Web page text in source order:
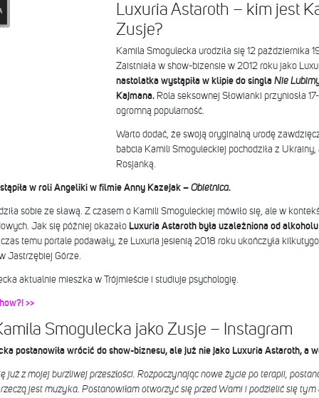
Luxuria Astaroth – kim jest
Zusje?
Kamila Smogulecka urodziła się 12 października
Zaistniała w show-bizensie w 2012 roku jako
nastolatka wystąpiła w klipie do singla Nie
Kajmana. Rola seksownej Słowianki przyniosła
ogromną popularność.
Warto dodać, że swoją oryginalną urodę
babcia Kamili Smoguleckiej pochodziła z Ukrainy,
Rosjanką.
w roli Angeliki w filmie Anny Kazejak – Obietnica.
sobie ze sławą. Z czasem o Kamili Smoguleckiej mówiło się, ale w
Jak się później okazało Luxuria Astaroth była uzależniona od
temu portale podawały, że Luxuria jesienią 2018 roku ukończyła
Jastrzębiej Górze.
aktualnie mieszka w Trójmieście i studiuje psychologię.
>>
Smogulecka jako Zusje – Instagram
postanowiła wrócić do show-biznesu, ale już nie jako Luxuria Astaroth, a
już z mojej burzliwej przeszłości. Rozpoczynając nowe życie po terapii,
rzeczą jest muzyka. Postanowiłam otworzyć się przed Wami i podzielić się